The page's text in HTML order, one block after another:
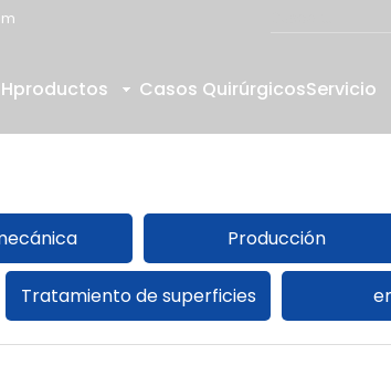
productos Casos QuirúrgicosServicio
Producción
Tratamiento de superficies